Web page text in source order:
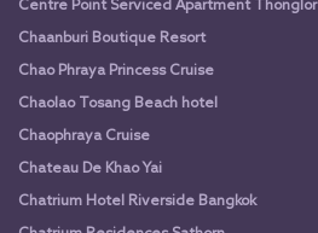
Centre Point Serviced Apartment Thonglor
Chaanburi Boutique Resort
Chao Phraya Princess Cruise
Chaolao Tosang Beach hotel
Chaophraya Cruise
Chateau De Khao Yai
Chatrium Hotel Riverside Bangkok